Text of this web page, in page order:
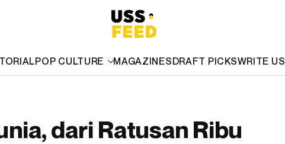
POP CULTURE MAGAZINESDRAFT PICKSWRITE US
dari Ratusan Ribu